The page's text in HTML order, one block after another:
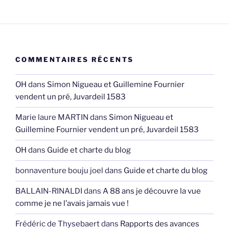
COMMENTAIRES RÉCENTS
OH dans Simon Nigueau et Guillemine Fournier
vendent un pré, Juvardeil 1583
Marie laure MARTIN dans Simon Nigueau et
Guillemine Fournier vendent un pré, Juvardeil 1583
OH dans Guide et charte du blog
bonnaventure bouju joel dans Guide et charte du blog
BALLAIN-RINALDI dans A 88 ans je découvre la vue
comme je ne l’avais jamais vue !
Frédéric de Thysebaertdans Rapports des avances